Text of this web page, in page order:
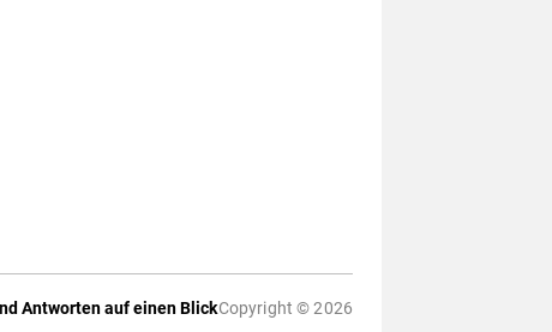
Antworten auf einen BlickCopyright © 2026